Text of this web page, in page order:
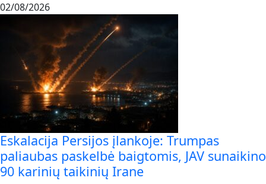
02/08/2026
Eskalacija Persijos įlankoje: Trumpas
paliaubas paskelbė baigtomis, JAV sunaikino
90 karinių taikinių Irane